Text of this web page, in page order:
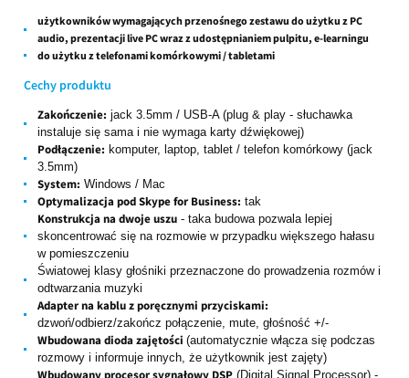
użytkowników wymagających przenośnego zestawu do użytku z PC
audio, prezentacji live PC wraz z udostępnianiem pulpitu, e-learningu
do użytku z telefonami komórkowymi / tabletami
Cechy produktu
Zakończenie: jack 3.5mm / USB-A (plug & play - słuchawka
instaluje się sama i nie wymaga karty dźwiękowej)
Podłączenie: komputer, laptop, tablet / telefon komórkowy (jack
3.5mm)
System: Windows / Mac
Optymalizacja pod Skype for Business: tak
Konstrukcja na dwoje uszu - taka budowa pozwala lepiej
skoncentrować się na rozmowie w przypadku większego hałasu
w pomieszczeniu
Światowej klasy głośniki przeznaczone do prowadzenia rozmów i
odtwarzania muzyki
Adapter na kablu z poręcznymi przyciskami:
dzwoń/odbierz/zakończ połączenie, mute, głośność +/-
Wbudowana dioda zajętości (automatycznie włącza się podczas
rozmowy i informuje innych, że użytkownik jest zajęty)
Wbudowany procesor sygnałowy DSP (Digital Signal Processor) -